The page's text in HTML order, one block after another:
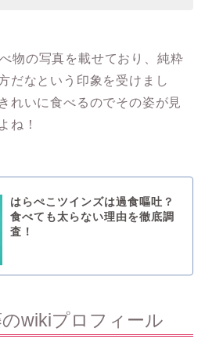
物の写真を載せており、純粋
だなという印象を受けまし
れいに食べるのでその姿が見
ね！
はらぺこツインズは過食嘔吐？
食べても太らない理由を徹底調
査！
wikiプロフィール